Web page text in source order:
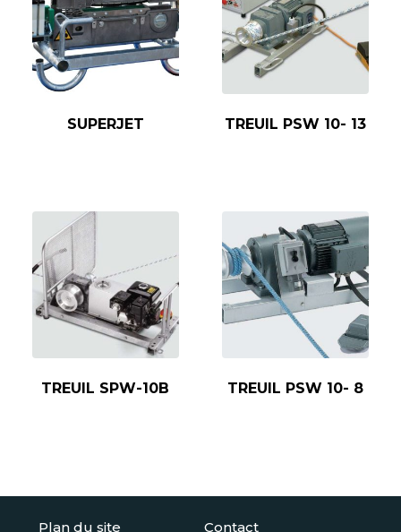
SUPERJET TREUIL PSW 10- 13
TREUIL SPW-10B TREUIL PSW 10- 8
Plan du site Contact